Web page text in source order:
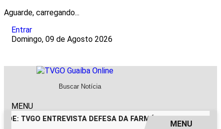
Aguarde, carregando...
Entrar
Domingo, 09 de Agosto 2026
MENU
TVGO ENTREVISTA DEFESA DA FARMÁCIA
MENU